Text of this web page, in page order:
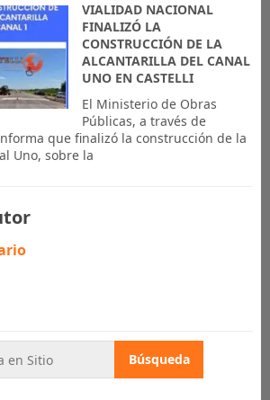
VIALIDAD NACIONAL
FINALIZÓ LA
CONSTRUCCIÓN DE LA
ALCANTARILLA DEL CANAL
UNO EN CASTELLI
El Ministerio de Obras
Públicas, a través de
que finalizó la construcción de la
Uno, sobre la